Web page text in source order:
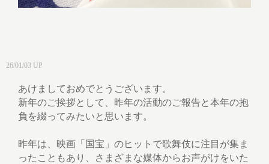
26/01/03 UP
あけましておめでとうございます。
新年のご挨拶として、昨年の活動のご報告と本年の抱
負を綴ってみたいと思います。
昨年は、映画「国宝」のヒットで歌舞伎に注目が集ま
ったこともあり、さまざまな媒体からお声がけをいた